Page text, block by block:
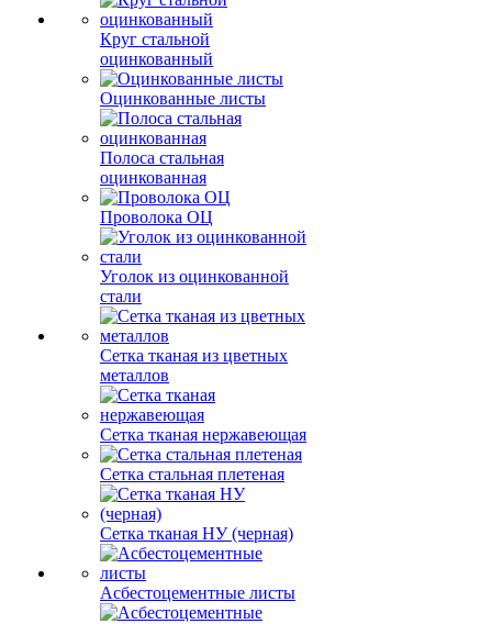
Круг стальной
оцинкованный
Оцинкованные листы
Полоса стальная
оцинкованная
Проволока ОЦ
Уголок из оцинкованной
стали
Сетка тканая из цветных
металлов
Сетка тканая нержавеющая
Сетка стальная плетеная
Сетка тканая НУ (черная)
Асбестоцементные листы